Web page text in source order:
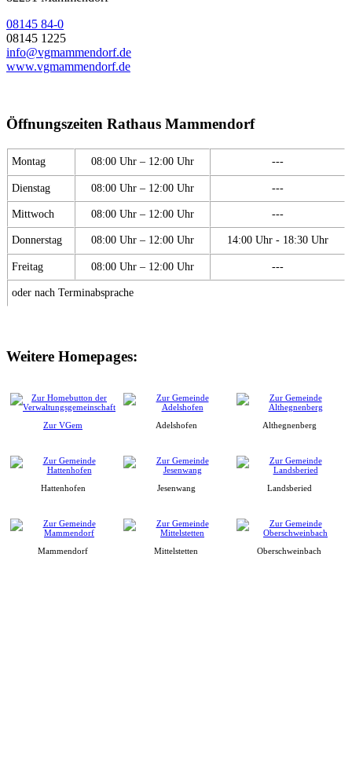
08145 84-0
08145 1225
info@vgmammendorf.de
www.vgmammendorf.de
Öffnungszeiten Rathaus Mammendorf
Montag 08:00 Uhr – 12:00 Uhr ---
Dienstag 08:00 Uhr – 12:00 Uhr ---
Mittwoch 08:00 Uhr – 12:00 Uhr ---
Donnerstag 08:00 Uhr – 12:00 Uhr 14:00 Uhr - 18:30 Uhr
Freitag 08:00 Uhr – 12:00 Uhr ---
oder nach Terminabsprache
Weitere Homepages:
Zur VGem Adelshofen Althegnenberg
Hattenhofen Jesenwang Landsberied
Mammendorf Mittelstetten Oberschweinbach